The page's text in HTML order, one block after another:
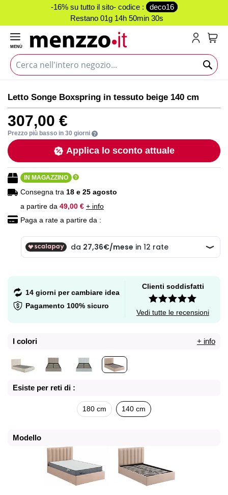
-16% su tutto il sito- codice :
deco16
Restano 01g 14h 50min 30s
MENÙ
alla
fine
della
galleria
di
immagini
all'inizio
della
galleria
di
immagini
Letto Songe Boxspring in tessuto beige 140 cm
307,00 €
Prezzo più basso in 30 giorni
Applica lo sconto attuale
IN MAGAZZINO
Consegna tra 18 e 25 agosto
a partire da 49,00 € + info
Paga a rate a partire da :
14 giorni per cambiare idea
Pagamento 100% sicuro
Clienti soddisfatti
Vedi tutte le recensioni
I colori + info
Esiste per reti di :
180 cm 140 cm
Modello